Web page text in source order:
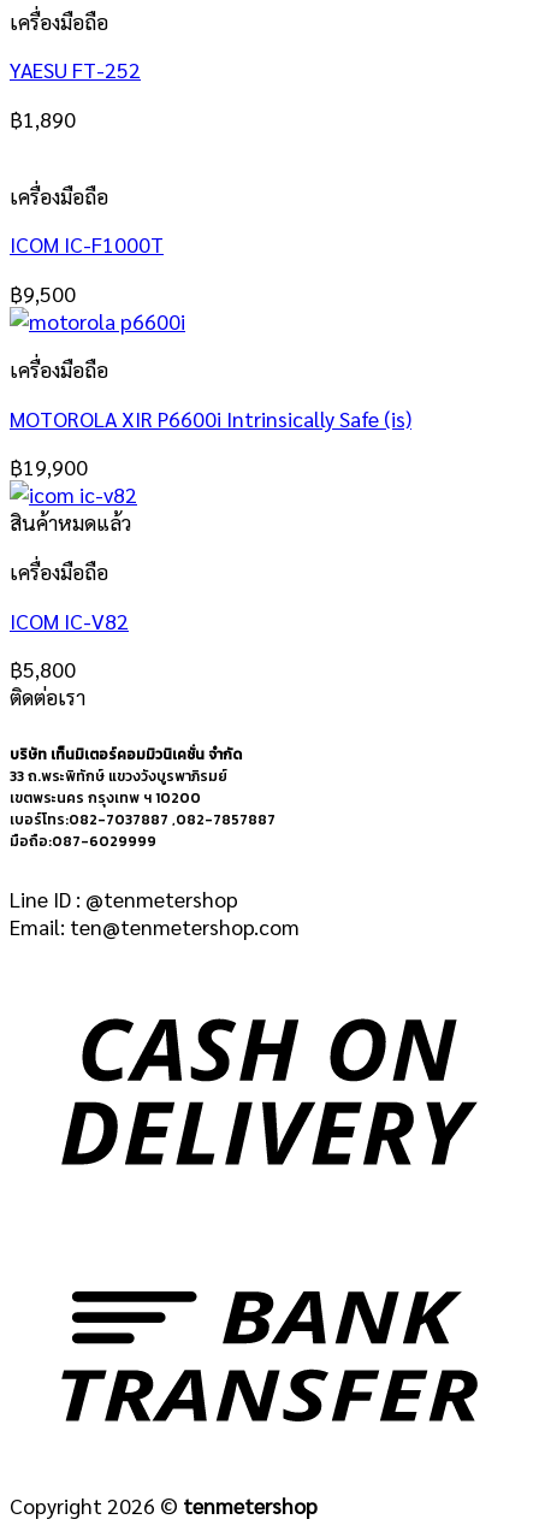
เครื่องมือถือ
YAESU FT-252
฿1,890
เครื่องมือถือ
ICOM IC-F1000T
฿9,500
เครื่องมือถือ
MOTOROLA XIR P6600i Intrinsically Safe (is)
฿19,900
สินค้าหมดแล้ว
เครื่องมือถือ
ICOM IC-V82
฿5,800
ติดต่อเรา
บริษัท เท็นมิเตอร์คอมมิวนิเคชั่น จำกัด
33 ถ.พระพิทักษ์ แขวงวังบูรพาภิรมย์
เขตพระนคร กรุงเทพ ฯ 10200
เบอร์โทร:082-7037887 ,082-7857887
มือถือ:087-6029999
Line ID : @tenmetershop
Email: ten@tenmetershop.com
Copyright 2026 © tenmetershop